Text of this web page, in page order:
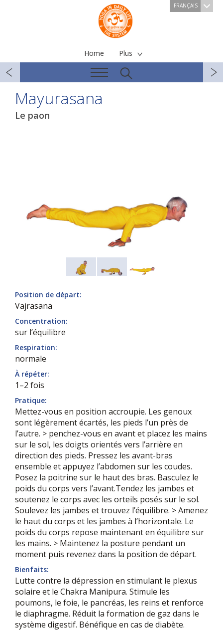
FRANÇAIS
Home Plus
Mayurasana
Le paon
Position de départ:
Vajrasana
Concentration:
sur l’équilibre
Respiration:
normale
À répéter:
1–2 fois
Pratique:
Mettez-vous en position accroupie. Les genoux
sont légèrement écartés, les pieds l’un près de
l’autre. > penchez-vous en avant et placez les mains
sur le sol, les doigts orientés vers l’arrière en
direction des pieds. Pressez les avant-bras
ensemble et appuyez l’abdomen sur les coudes.
Posez la poitrine sur le haut des bras. Basculez le
poids du corps vers l’avant.Tendez les jambes et
soutenez le corps avec les orteils posés sur le sol.
Soulevez les jambes et trouvez l’équilibre. > Amenez
le haut du corps et les jambes à l’horizontale. Le
poids du corps repose maintenant en équilibre sur
les mains. > Maintenez la posture pendant un
moment puis revenez dans la position de départ.
Bienfaits:
Lutte contre la dépression en stimulant le plexus
solaire et le Chakra Manipura. Stimule les
poumons, le foie, le pancréas, les reins et renforce
le diaphragme. Réduit la formation de gaz dans le
système digestif. Bénéfique en cas de diabète.